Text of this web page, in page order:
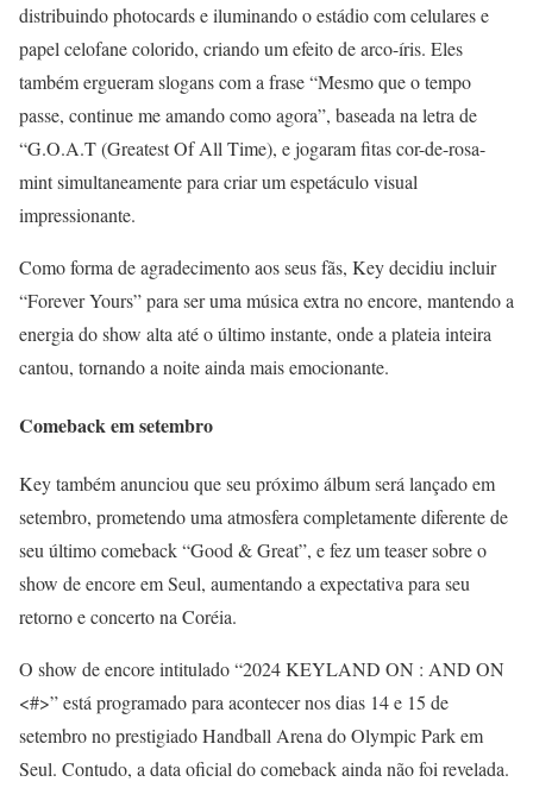
distribuindo photocards e iluminando o estádio com celulares e
papel celofane colorido, criando um efeito de arco-íris. Eles
também ergueram slogans com a frase “Mesmo que o tempo
passe, continue me amando como agora”, baseada na letra de
“G.O.A.T (Greatest Of All Time), e jogaram fitas cor-de-rosa-
mint simultaneamente para criar um espetáculo visual
impressionante.
Como forma de agradecimento aos seus fãs, Key decidiu incluir
“Forever Yours” para ser uma música extra no encore, mantendo a
energia do show alta até o último instante, onde a plateia inteira
cantou, tornando a noite ainda mais emocionante.
Comeback em setembro
Key também anunciou que seu próximo álbum será lançado em
setembro, prometendo uma atmosfera completamente diferente de
seu último comeback “Good & Great”, e fez um teaser sobre o
show de encore em Seul, aumentando a expectativa para seu
retorno e concerto na Coréia.
O show de encore intitulado “2024 KEYLAND ON : AND ON
<#>” está programado para acontecer nos dias 14 e 15 de
setembro no prestigiado Handball Arena do Olympic Park em
Seul. Contudo, a data oficial do comeback ainda não foi revelada.